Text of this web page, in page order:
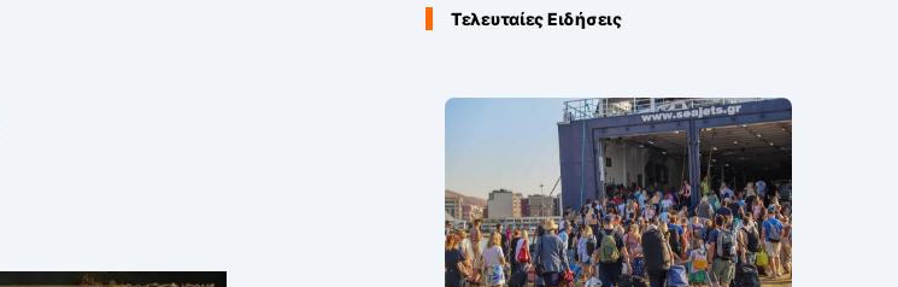
Τελευταίες Ειδήσεις